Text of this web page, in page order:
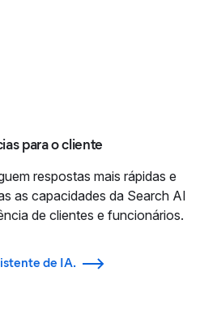
para o cliente
respostas mais rápidas e
as capacidades da Search AI
de clientes e funcionários.
de IA.